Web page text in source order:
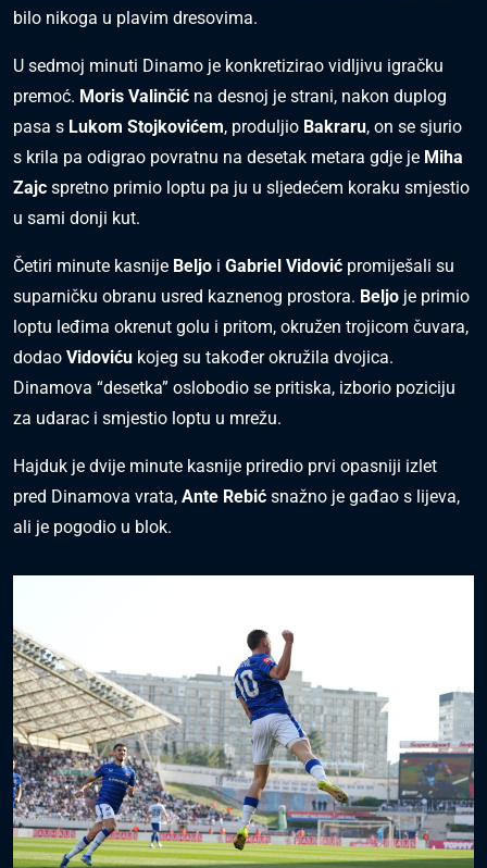
bilo nikoga u plavim dresovima.
U sedmoj minuti Dinamo je konkretizirao vidljivu igračku
premoć. Moris Valinčić na desnoj je strani, nakon duplog
pasa s Lukom Stojkovićem, produljio Bakraru, on se sjurio
s krila pa odigrao povratnu na desetak metara gdje je Miha
Zajc spretno primio loptu pa ju u sljedećem koraku smjestio
u sami donji kut.
Četiri minute kasnije Beljo i Gabriel Vidović promiješali su
suparničku obranu usred kaznenog prostora. Beljo je primio
loptu leđima okrenut golu i pritom, okružen trojicom čuvara,
dodao Vidoviću kojeg su također okružila dvojica.
Dinamova “desetka” oslobodio se pritiska, izborio poziciju
za udarac i smjestio loptu u mrežu.
Hajduk je dvije minute kasnije priredio prvi opasniji izlet
pred Dinamova vrata, Ante Rebić snažno je gađao s lijeva,
ali je pogodio u blok.